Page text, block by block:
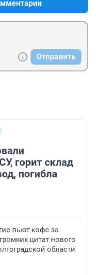
Отправить
горит склад
погибла
пьют кофе за
цитат нового
области